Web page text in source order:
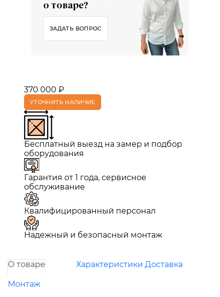
о товаре?
ЗАДАТЬ ВОПРОС
370 000 ₽
УТОЧНИТЬ НАЛИЧИЕ
Бесплатный выезд на замер и подбор
оборудования
Гарантия от 1 года, сервисное
обслуживание
Квалифицированный персонал
Надежный и безопасный монтаж
О товаре Характеристики Доставка
Монтаж